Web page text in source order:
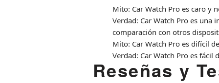
Mito: Car Watch Pro es caro y
Verdad: Car Watch Pro es una
comparación con otros
Mito: Car Watch Pro es difícil
Verdad: Car Watch Pro es fácil
Reseñas y